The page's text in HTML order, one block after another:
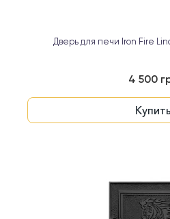
Дверь для печи Iron Fire
4 500
Купить